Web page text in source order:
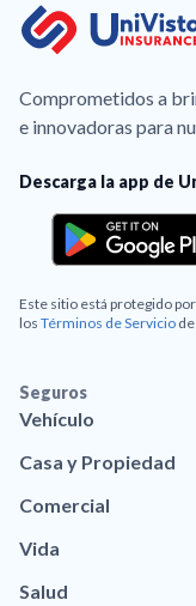
Comprometidos a
e innovadoras para
Descarga la app de
Este sitio está protegido
los Términos de Servicio
Seguros
Vehículo
Casa y Propiedad
Comercial
Vida
Salud